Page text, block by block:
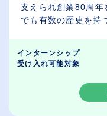
支えられ創業80周年
でも有数の歴史を持
インターンシップ
受け入れ可能対象